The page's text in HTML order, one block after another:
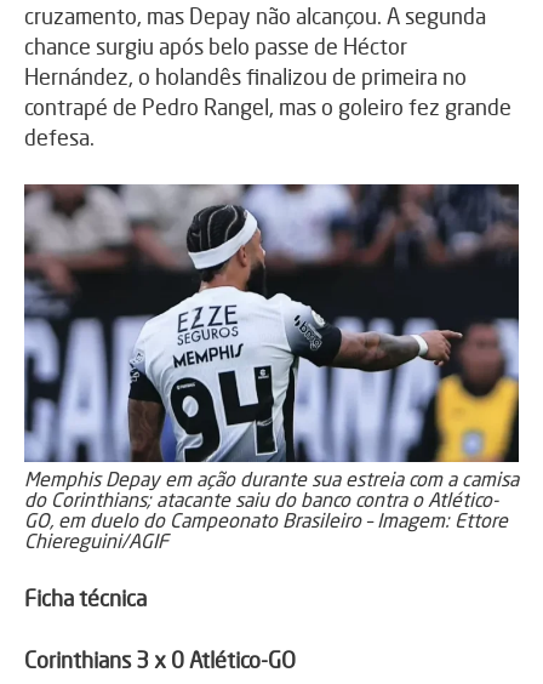
cruzamento, mas Depay não alcançou. A segunda
chance surgiu após belo passe de Héctor
Hernández, o holandês finalizou de primeira no
contrapé de Pedro Rangel, mas o goleiro fez grande
defesa.
Memphis Depay em ação durante sua estreia com a camisa
do Corinthians; atacante saiu do banco contra o Atlético-
GO, em duelo do Campeonato Brasileiro – Imagem: Ettore
Chiereguini/AGIF
Ficha técnica
Corinthians 3 x 0 Atlético-GO